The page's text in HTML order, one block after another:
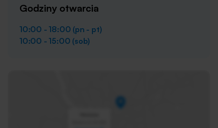
Godziny otwarcia
10:00 - 18:00 (pn - pt)
10:00 - 15:00 (sob)